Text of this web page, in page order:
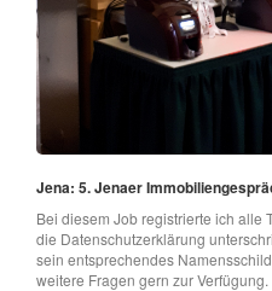
Jena: 5. Jenaer
Bei diesem Job registrierte ich alle
die Datenschutzerklärung
sein entsprechendes
weitere Fragen gern zur Verfügung.